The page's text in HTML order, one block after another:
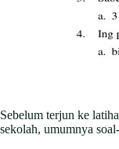
Sebelum terjun ke
sekolah, umumnya